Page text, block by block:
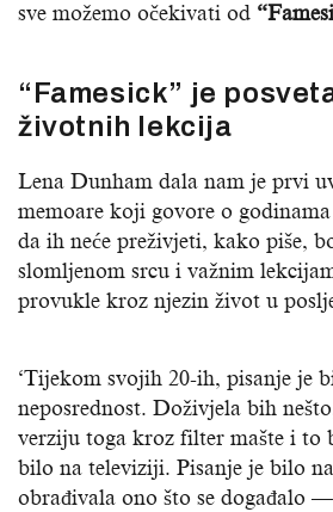
sve možemo očekivati od
“Famesick” je
životnih lekcija
Lena Dunham dala nam je prvi
memoare koji govore o
da ih neće preživjeti, kako piše,
slomljenom srcu i važnim
provukle kroz njezin život u
‘Tijekom svojih 20-ih, pisanje je
neposrednost. Doživjela bih
verziju toga kroz filter mašte i to
bilo na televiziji. Pisanje je bilo
obrađivala ono što se događalo